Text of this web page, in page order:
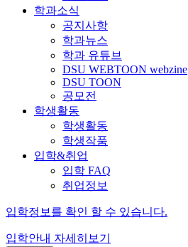
학과소식
공지사항
학과뉴스
학과 유튜브
DSU WEBTOON webzine
DSU TOON
공모전
학생활동
학생활동
학생작품
입학&취업
입학 FAQ
취업정보
입학정보를 확인 할 수 있습니다.
입학안내 자세히보기